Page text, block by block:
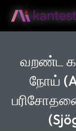
வறண்ட
நோய்